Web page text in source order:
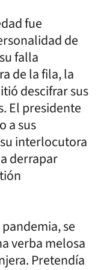
fue
de
falla
de la fila, la
descifrar sus
El presidente
a sus
interlocutora
derrapar
se
verba melosa
Pretendía